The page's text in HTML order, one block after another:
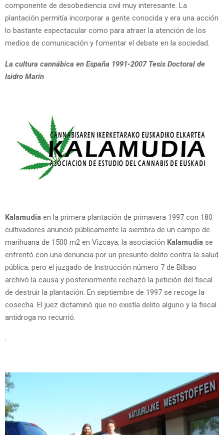
componente de desobediencia civil muy interesante. La
plantación permitía incorporar a gente conocida y era una acción
lo bastante espectacular como para atraer la atención de los
medios de comunicación y fomentar el debate en la sociedad.
La cultura cannábica en España 1991-2007 Tesis Doctoral de
Isidro Marín
Kalamudia en la primera plantación de primavera 1997 con 180
cultivadores anunció públicamente la siembra de un campo de
marihuana de 1500 m2 en Vizcaya, la asociación Kalamudia se
enfrentó con una denuncia por un presunto delito contra la salud
pública, pero el juzgado de Instrucción número 7 de Bilbao
archivó la causa y posteriormente rechazó la petición del fiscal
de destruir la plantación. En septiembre de 1997 se recoge la
cosecha. El juez dictaminó que no existía delito alguno y la fiscal
antidroga no recurrió.